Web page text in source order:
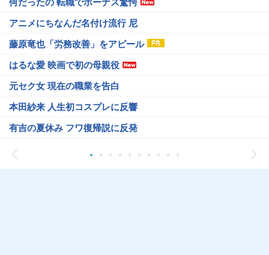
アニメにちなんだ名付け流行 尼
藤原竜也「労務改善」をアピール
はるな愛 映画で初の母親役
元セク女 現在の職業を告白
本田紗来 人生初コスプレに反響
有吉の夏休み フワ復帰説に反発